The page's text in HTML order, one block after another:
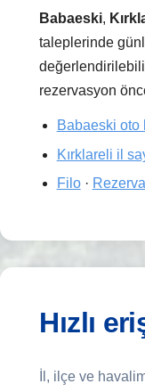
Babaeski,
taleplerinde
rezervasyon
Babaeski oto
Kırklareli il
Filo·
Hızlı
İl, ilçe ve